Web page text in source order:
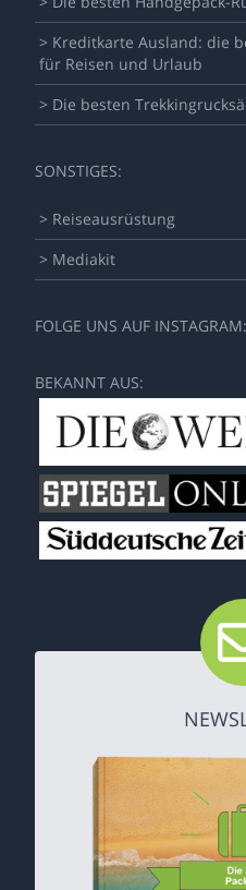
> Kreditkarte Ausland: die
für Reisen und Urlaub
> Die besten
SONSTIGES:
> Reiseausrüstung
> Mediakit
FOLGE UNS AUF INSTAGRAM:
BEKANNT AUS: